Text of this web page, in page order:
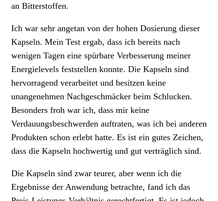
an Bitterstoffen.
Ich war sehr angetan von der hohen Dosierung dieser
Kapseln. Mein Test ergab, dass ich bereits nach
wenigen Tagen eine spürbare Verbesserung meiner
Energielevels feststellen konnte. Die Kapseln sind
hervorragend verarbeitet und besitzen keine
unangenehmen Nachgeschmäcker beim Schlucken.
Besonders froh war ich, dass mir keine
Verdauungsbeschwerden auftraten, was ich bei anderen
Produkten schon erlebt hatte. Es ist ein gutes Zeichen,
dass die Kapseln hochwertig und gut verträglich sind.
Die Kapseln sind zwar teurer, aber wenn ich die
Ergebnisse der Anwendung betrachte, fand ich das